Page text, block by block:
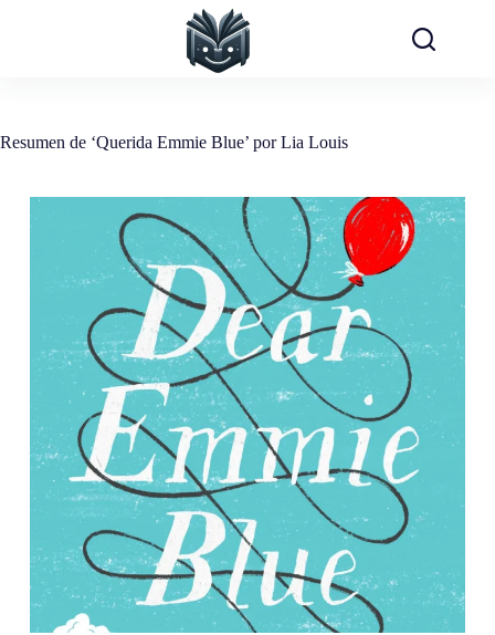
Resumen de ‘Querida Emmie Blue’ por Lia Louis